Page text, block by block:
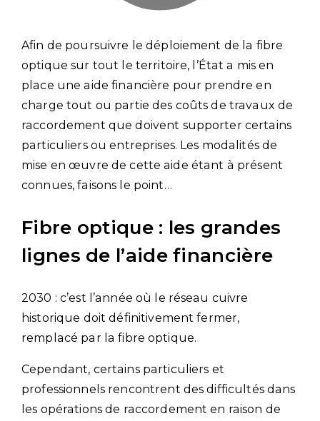
Afin de poursuivre le déploiement de la fibre
optique sur tout le territoire, l’État a mis en
place une aide financière pour prendre en
charge tout ou partie des coûts de travaux de
raccordement que doivent supporter certains
particuliers ou entreprises. Les modalités de
mise en œuvre de cette aide étant à présent
connues, faisons le point…
Fibre optique : les grandes
lignes de l’aide financière
2030 : c’est l’année où le réseau cuivre
historique doit définitivement fermer,
remplacé par la fibre optique.
Cependant, certains particuliers et
professionnels rencontrent des difficultés dans
les opérations de raccordement en raison de